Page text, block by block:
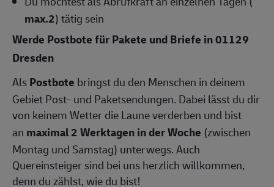
max.2) tätig sein
Werde Postbote für Pakete und Briefe in 01129
Dresden
AlsPostbote bringst du den Menschen in deinem
Gebiet Post- und Paketsendungen. Dabei lässt du dir
von keinem Wetter die Laune verderben und bist
an maximal 2 Werktagen in der Woche (zwischen
Montag und Samstag) unterwegs. Auch
Quereinsteiger sind bei uns herzlich willkommen,
denn du zählst, wie du bist!